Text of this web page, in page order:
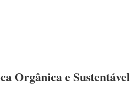
Orgânica e Sustentável